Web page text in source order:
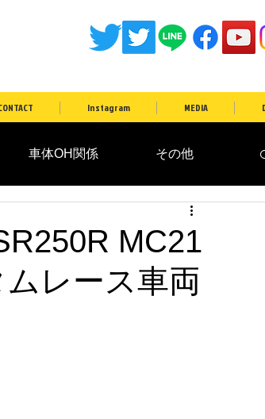
Instagram MEDIA
車体OH関係 その他
MC21
ムレース車両